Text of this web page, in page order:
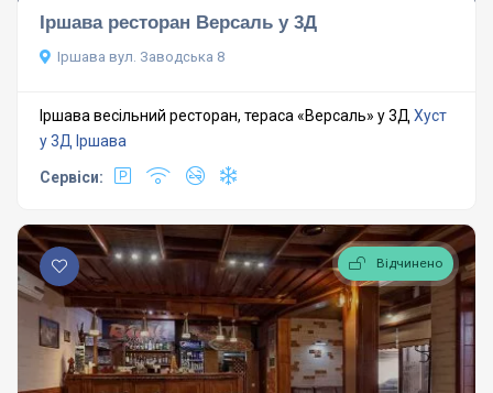
Іршава ресторан Версаль у 3Д
Іршава вул. Заводська 8
Іршава весільний ресторан, тераса «Версаль» у 3Д Хуст
у 3Д Іршава
Сервіси:
Відчинено